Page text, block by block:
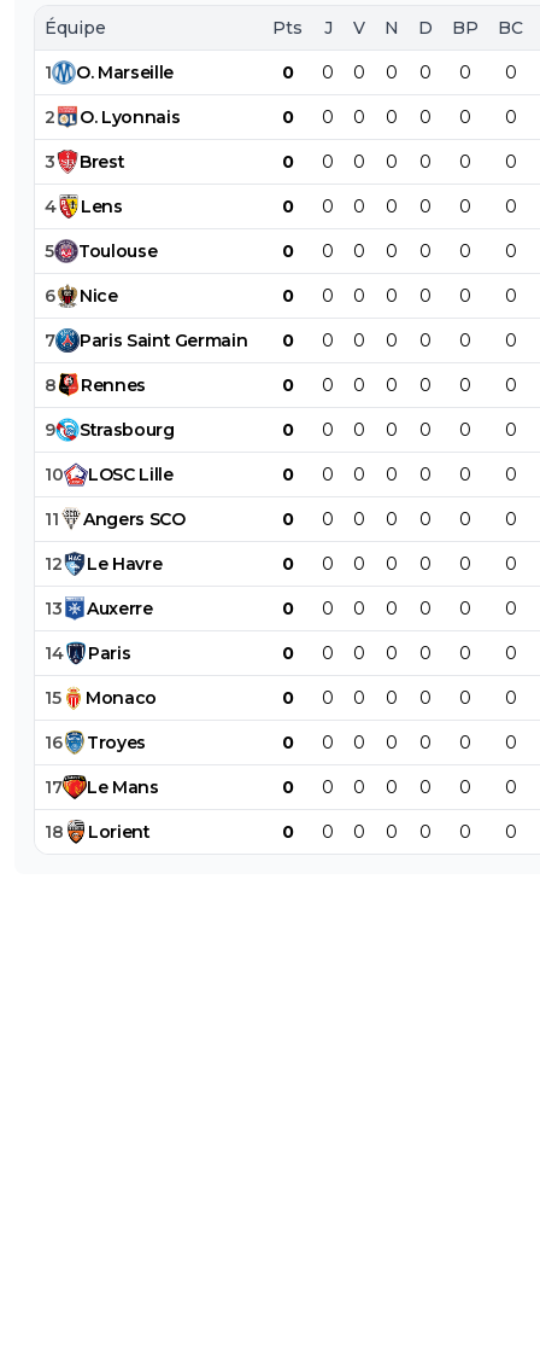
Équipe Pts J V N D BP BC
1 O. Marseille 0 0 0 0 0 0 0
2 O. Lyonnais 0 0 0 0 0 0 0
3 Brest 0 0 0 0 0 0 0
4 Lens 0 0 0 0 0 0 0
5 Toulouse 0 0 0 0 0 0 0
6 Nice 0 0 0 0 0 0 0
7 Paris Saint Germain 0 0 0 0 0 0 0
8 Rennes 0 0 0 0 0 0 0
9 Strasbourg 0 0 0 0 0 0 0
10 LOSC Lille 0 0 0 0 0 0 0
11 Angers SCO 0 0 0 0 0 0 0
12 Le Havre 0 0 0 0 0 0 0
13 Auxerre 0 0 0 0 0 0 0
14 Paris 0 0 0 0 0 0 0
15 Monaco 0 0 0 0 0 0 0
16 Troyes 0 0 0 0 0 0 0
17 Le Mans 0 0 0 0 0 0 0
18 Lorient 0 0 0 0 0 0 0